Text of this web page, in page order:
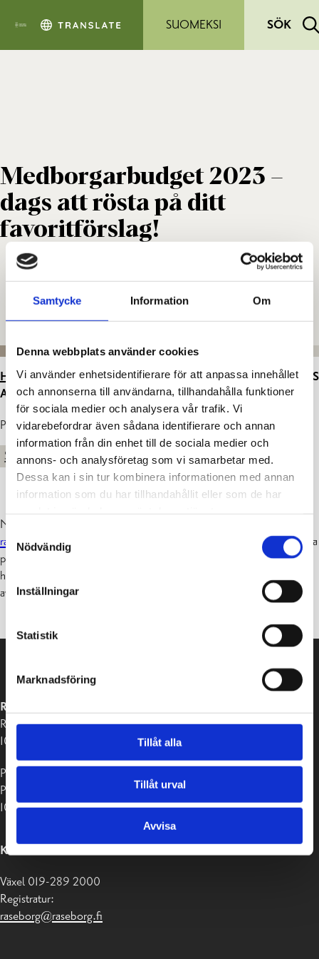
Samtycke Information Om
Denna webbplats använder cookies
Vi använder enhetsidentifierare för att anpassa innehållet
och annonserna till användarna, tillhandahålla funktioner
för sociala medier och analysera vår trafik. Vi
vidarebefordrar även sådana identifierare och annan
information från din enhet till de sociala medier och
annons- och analysföretag som vi samarbetar med.
Dessa kan i sin tur kombinera informationen med annan
information som du har tillhandahållit eller som de har
Nödvändig
Inställningar
Statistik
Marknadsföring
Tillåt alla
Tillåt urval
Avvisa
SUOMEKSI
SÖK
Medborgarbudget 2023 –
dags att rösta på ditt
favoritförslag!
HEM >ARTIKLAR>MEDBORGARBUDGET 2023 – DAGS
ATT RÖSTA PÅ DITT FAVORITFÖRSLAG!
Publicerad : 12.05.2023
STADEN
Nu är det dags att rösta på din favorit! Klicka dig vidare till
raseborg.fi/medborgarbudget
, bekanta dig med förslagen och rösta
på ditt favoritförslag. Förslagen och den elektroniska röstsedeln
hittar du alltså på
avslutas fredag 26.5.2023 kl. 15.00.
RASEBORGS STAD
Raseborgsvägen 37
10650 Ekenäs
Postadress:
PB 58
10611 Raseborg
KONTAKTUPPGIFTER
Växel 019-289 2000
Registratur:
raseborg@raseborg.fi